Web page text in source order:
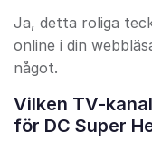
Ja, detta roliga
online i din
något.
Vilken TV-
för DC Super